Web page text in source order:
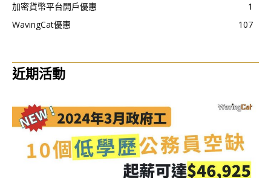
加密貨幣平台開戶優惠
1
WavingCat優惠
107
近期活動